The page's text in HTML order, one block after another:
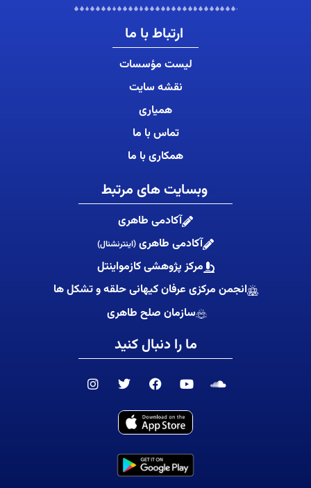
ارتباط با ما
لیست مؤسسات
نقشه سایت
همیاری
تماس با ما
همکاری با ما
وبسایت های مرتبط
آکادمی طاهری
آکادمی طاهری (اینترنشنال)
مرکز پژوهشی کازمواینتل
انجمن مرکزی عرفان کیهانی حلقه و تشکل ها
سازمان صلح طاهری
ما را دنبال کنید
S
Y
u
t
u
e
F
c
e
b
o
k
T
i
t
r
I